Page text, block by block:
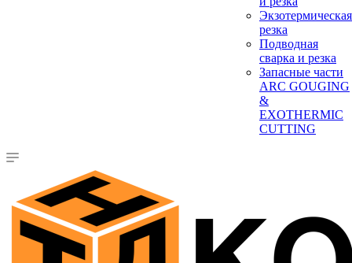
Экзотермическая
резка
Подводная
сварка и резка
Запасные части
ARC GOUGING
&
EXOTHERMIC
CUTTING